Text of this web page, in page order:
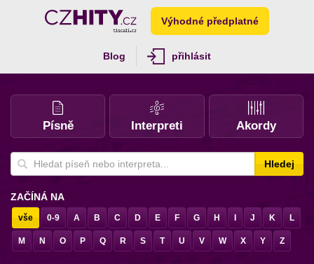
Výhodné předplatné
Blog přihlásit
Písně Interpreti Akordy
Hledej
ZAČÍNÁ NA
vše 0-9 A B C D E F G H J K L
M N O P Q R S T U V W X Y Z